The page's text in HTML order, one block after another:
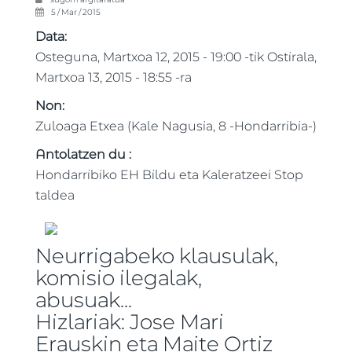
5 / Mar / 2015
Data:
Osteguna, Martxoa 12, 2015 - 19:00-tikOstirala,
Martxoa 13, 2015 - 18:55-ra
Non:
Zuloaga Etxea (Kale Nagusia, 8 -Hondarribia-)
Antolatzen du :
Hondarribiko EH Bildu eta Kaleratzeei Stop
taldea
Neurrigabeko klausulak,
komisio ilegalak,
abusuak...
Hizlariak: Jose Mari
Erauskin eta Maite Ortiz